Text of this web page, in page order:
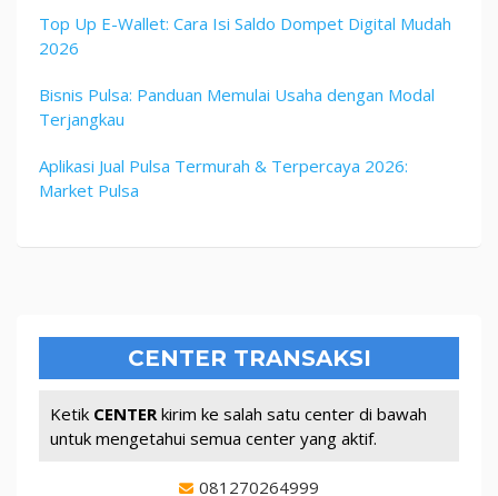
Top Up E-Wallet: Cara Isi Saldo Dompet Digital Mudah
2026
Bisnis Pulsa: Panduan Memulai Usaha dengan Modal
Terjangkau
Aplikasi Jual Pulsa Termurah & Terpercaya 2026:
Market Pulsa
CENTER TRANSAKSI
Ketik CENTERkirim ke salah satu center di bawah
untuk mengetahui semua center yang aktif.
081270264999